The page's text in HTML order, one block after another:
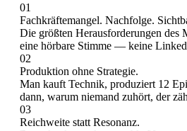
01
Fachkräftemangel. Nachfolge.
Die größten Herausforderungen des
eine hörbare Stimme — keine
02
Produktion ohne Strategie.
Man kauft Technik, produziert 12
dann, warum niemand zuhört, der
03
Reichweite statt Resonanz.